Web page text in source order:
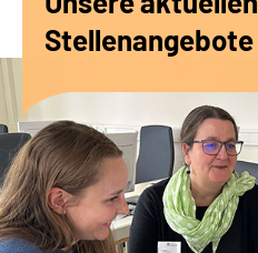
Karriere
Beratungsstellen &
Zuweisende
Stellenangebote